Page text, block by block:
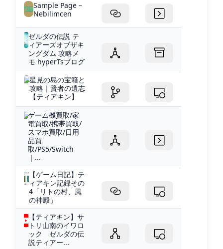
Sample Page –
Nebilimcen
ゼルダの伝説 テ
ィアーズオブザキ
ングダム 攻略メ
モ hyperTsブログ
星見の島の宝箱と
攻略｜賢者の遺志
【ティアキン】
ゲーム機買取/家
電買取/携帯買取/
スマホ買取/日用
品買
取/PS5/Switch
｜...
【ゲーム日記】テ
ィアキン記録その
4「リトの村、風
の神殿」
【ティアキン】サ
トリ山南のイワロ
ック ゼルダの伝
説ティアー...